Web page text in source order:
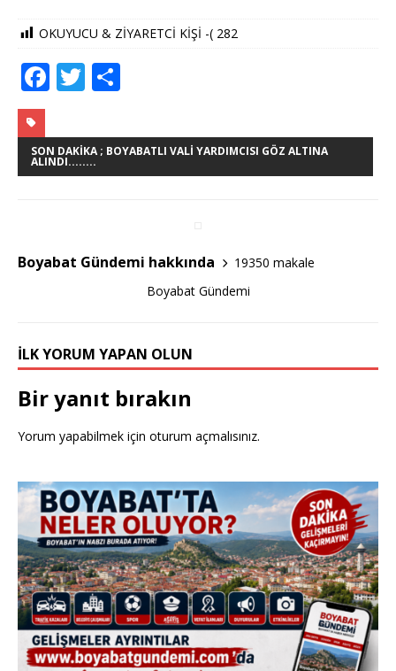
OKUYUCU & ZİYARETCİ KİŞİ -( 282
F
c
e
o
k
T
it
te
ar
e
SON DAKIKA ; BOYABATLI VALI YARDIMCISI GÖZ ALTINA
ALINDI........
Boyabat Gündemi hakkında
19350 makale
Boyabat Gündemi
İLK YORUM YAPAN OLUN
Bir yanıt bırakın
Yorum yapabilmek için oturum açmalısınız.